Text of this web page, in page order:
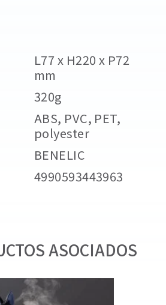
L77 x H220 x P72
mm
320g
ABS, PVC, PET,
polyester
BENELIC
4990593443963
ASOCIADOS